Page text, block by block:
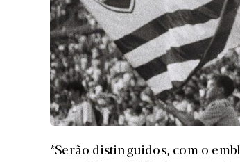
*Serão distinguidos, com o